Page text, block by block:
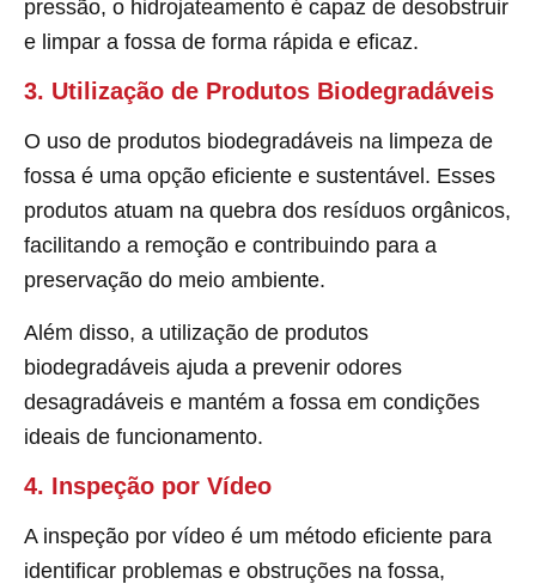
pressão, o hidrojateamento é capaz de desobstruir
e limpar a fossa de forma rápida e eficaz.
3. Utilização de Produtos Biodegradáveis
O uso de produtos biodegradáveis na limpeza de
fossa é uma opção eficiente e sustentável. Esses
produtos atuam na quebra dos resíduos orgânicos,
facilitando a remoção e contribuindo para a
preservação do meio ambiente.
Além disso, a utilização de produtos
biodegradáveis ajuda a prevenir odores
desagradáveis e mantém a fossa em condições
ideais de funcionamento.
4. Inspeção por Vídeo
A inspeção por vídeo é um método eficiente para
identificar problemas e obstruções na fossa,